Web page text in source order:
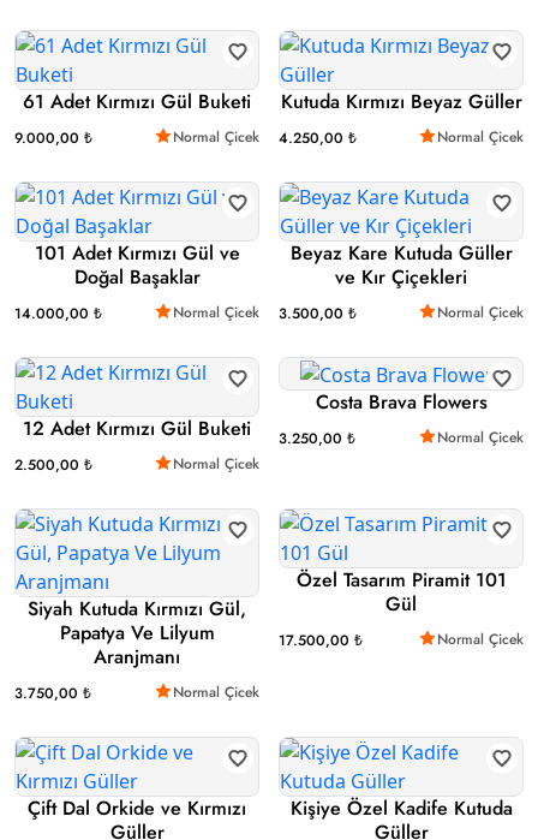
61 Adet Kırmızı Gül Buketi
9.000,00 ₺ Normal Çicek
Kutuda Kırmızı Beyaz Güller
4.250,00 ₺ Normal Çicek
101 Adet Kırmızı Gül ve
Doğal Başaklar
14.000,00 ₺ Normal Çicek
Beyaz Kare Kutuda Güller
ve Kır Çiçekleri
3.500,00 ₺ Normal Çicek
12 Adet Kırmızı Gül Buketi
2.500,00 ₺ Normal Çicek
Costa Brava Flowers
3.250,00 ₺ Normal Çicek
Siyah Kutuda Kırmızı Gül,
Papatya Ve Lilyum
Aranjmanı
3.750,00 ₺ Normal Çicek
Özel Tasarım Piramit 101
Gül
17.500,00 ₺ Normal Çicek
Çift Dal Orkide ve Kırmızı
Güller
Kişiye Özel Kadife Kutuda
Güller